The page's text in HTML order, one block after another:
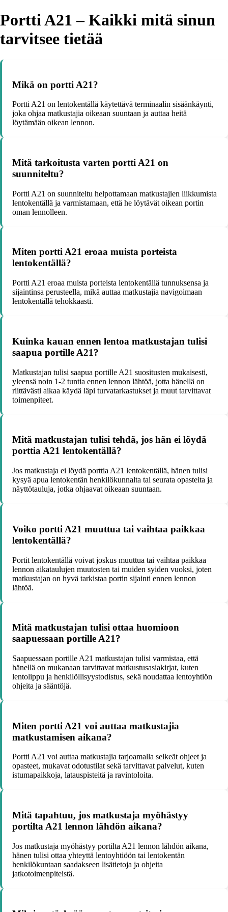
Portti A21 – Kaikki mitä sinun
tarvitsee tietää
Mikä on portti A21?
Portti A21 on lentokentällä käytettävä terminaalin sisäänkäynti,
joka ohjaa matkustajia oikeaan suuntaan ja auttaa heitä
löytämään oikean lennon.
Mitä tarkoitusta varten portti A21 on
suunniteltu?
Portti A21 on suunniteltu helpottamaan matkustajien liikkumista
lentokentällä ja varmistamaan, että he löytävät oikean portin
oman lennolleen.
Miten portti A21 eroaa muista porteista
lentokentällä?
Portti A21 eroaa muista porteista lentokentällä tunnuksensa ja
sijaintinsa perusteella, mikä auttaa matkustajia navigoimaan
lentokentällä tehokkaasti.
Kuinka kauan ennen lentoa matkustajan tulisi
saapua portille A21?
Matkustajan tulisi saapua portille A21 suositusten mukaisesti,
yleensä noin 1-2 tuntia ennen lennon lähtöä, jotta hänellä on
riittävästi aikaa käydä läpi turvatarkastukset ja muut tarvittavat
toimenpiteet.
Mitä matkustajan tulisi tehdä, jos hän ei löydä
porttia A21 lentokentällä?
Jos matkustaja ei löydä porttia A21 lentokentällä, hänen tulisi
kysyä apua lentokentän henkilökunnalta tai seurata opasteita ja
näyttötauluja, jotka ohjaavat oikeaan suuntaan.
Voiko portti A21 muuttua tai vaihtaa paikkaa
lentokentällä?
Portit lentokentällä voivat joskus muuttua tai vaihtaa paikkaa
lennon aikataulujen muutosten tai muiden syiden vuoksi, joten
matkustajan on hyvä tarkistaa portin sijainti ennen lennon
lähtöä.
Mitä matkustajan tulisi ottaa huomioon
saapuessaan portille A21?
Saapuessaan portille A21 matkustajan tulisi varmistaa, että
hänellä on mukanaan tarvittavat matkustusasiakirjat, kuten
lentolippu ja henkilöllisyystodistus, sekä noudattaa lentoyhtiön
ohjeita ja sääntöjä.
Miten portti A21 voi auttaa matkustajia
matkustamisen aikana?
Portti A21 voi auttaa matkustajia tarjoamalla selkeät ohjeet ja
opasteet, mukavat odotustilat sekä tarvittavat palvelut, kuten
istumapaikkoja, latauspisteitä ja ravintoloita.
Mitä tapahtuu, jos matkustaja myöhästyy
portilta A21 lennon lähdön aikana?
Jos matkustaja myöhästyy portilta A21 lennon lähdön aikana,
hänen tulisi ottaa yhteyttä lentoyhtiöön tai lentokentän
henkilökuntaan saadakseen lisätietoja ja ohjeita
jatkotoimenpiteistä.